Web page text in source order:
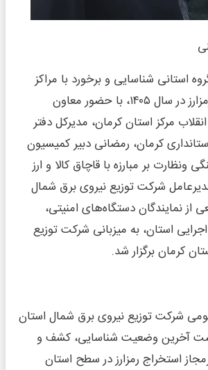
استانی شناسایی و برخورد با مراکز
غیرمجاز استخراج رمزارز در سال ۱۴۰۵، با حضور معاون
مرکز استان کرمان، مدیرکل دفتر
کرمان، رمضانی دبیر کمیسیون
ونظارت بر مبارزه با قاچاق کالا و ارز
شرکت توزیع نیروی برق شمال
از نمایندگان دستگاه‌های امنیتی،
استان، به میزبانی شرکت توزیع
کرمان برگزار شد.
شرکت توزیع نیروی برق شمال استان
آخرین وضعیت شناسایی، کشف و
استخراج رمزارز در سطح استان